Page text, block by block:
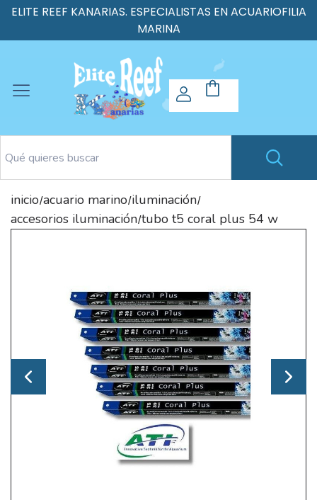
ELITE REEF KANARIAS. ESPECIALISTAS EN ACUARIOFILIA
MARINA
inicio/acuario marino/iluminación/
accesorios iluminación/tubo t5 coral plus 54 w